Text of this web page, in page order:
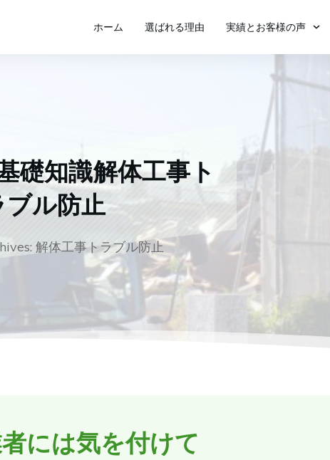
ホーム 選ばれる理由 実績とお客様の声
礎知識解体工事ト
ル防止
解体工事トラブル防止
には気を付けて